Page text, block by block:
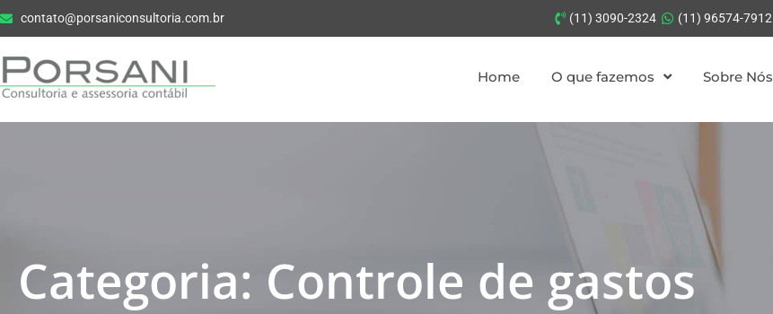
contato@porsaniconsultoria.com.br (11) 3090-2324 (11) 96574-7912
Home O que fazemos Sobre Nós
Categoria: Controle de gastos